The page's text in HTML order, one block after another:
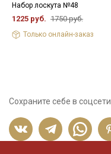
Набор лоскута №48
1225 руб. 1750 руб.
Только онлайн-заказ
Сохраните себе в соцсети